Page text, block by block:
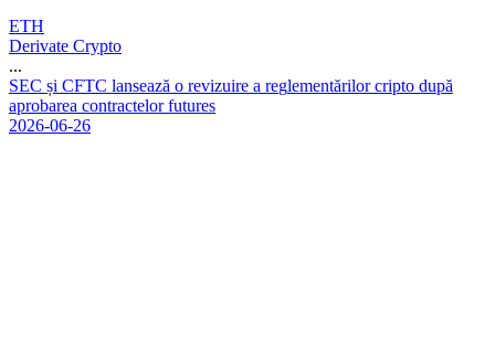
ETH
Derivate Crypto
...
SEC și CFTC lansează o revizuire a reglementărilor cripto după
aprobarea contractelor futures
2026-06-26